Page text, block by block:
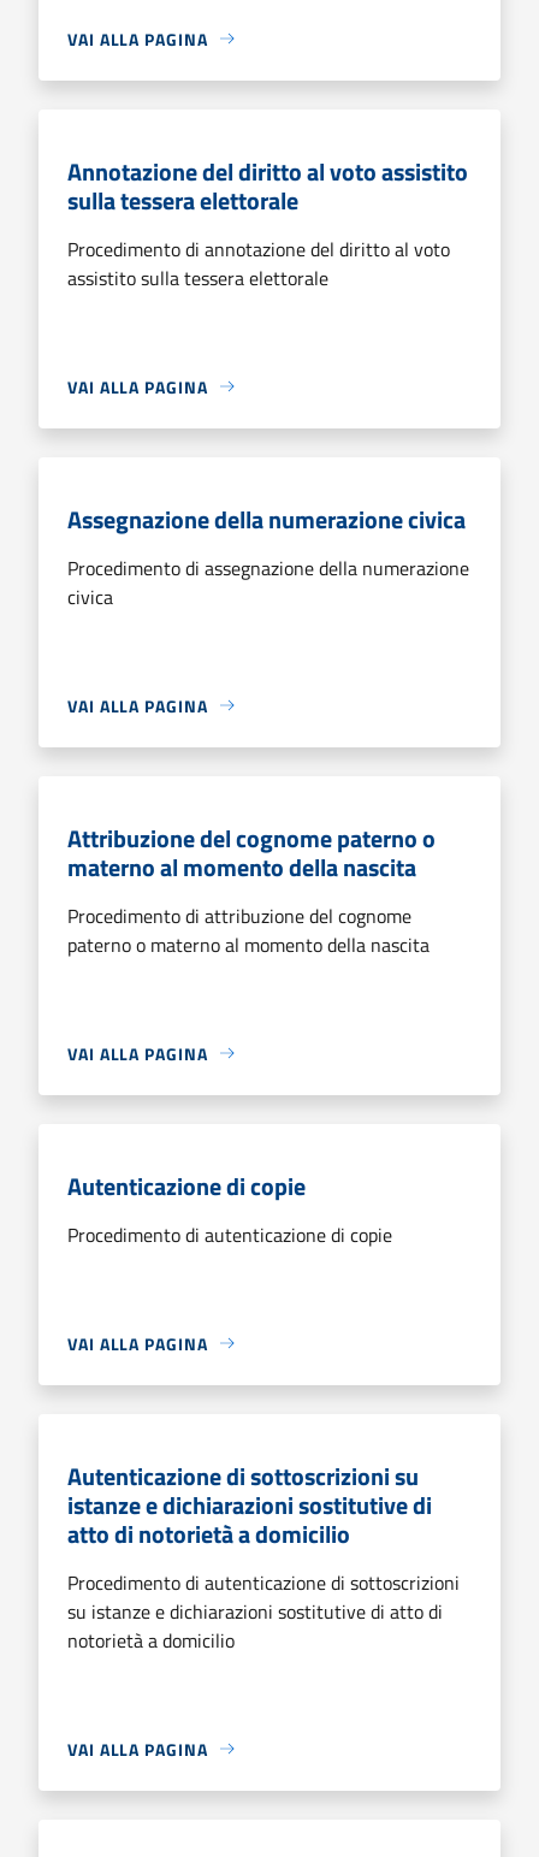
VAI ALLA PAGINA
Annotazione del diritto al voto assistito
sulla tessera elettorale
Procedimento di annotazione del diritto al voto
assistito sulla tessera elettorale
VAI ALLA PAGINA
Assegnazione della numerazione civica
Procedimento di assegnazione della numerazione
civica
VAI ALLA PAGINA
Attribuzione del cognome paterno o
materno al momento della nascita
Procedimento di attribuzione del cognome
paterno o materno al momento della nascita
VAI ALLA PAGINA
Autenticazione di copie
Procedimento di autenticazione di copie
VAI ALLA PAGINA
Autenticazione di sottoscrizioni su
istanze e dichiarazioni sostitutive di
atto di notorietà a domicilio
Procedimento di autenticazione di sottoscrizioni
su istanze e dichiarazioni sostitutive di atto di
notorietà a domicilio
VAI ALLA PAGINA